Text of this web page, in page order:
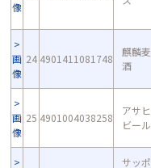
像
画
像
24 4901411081748
麒麟麦
酒
画
像
25 4901004038258
アサヒ
ビール
サッポ